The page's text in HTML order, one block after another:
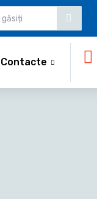
Contacte